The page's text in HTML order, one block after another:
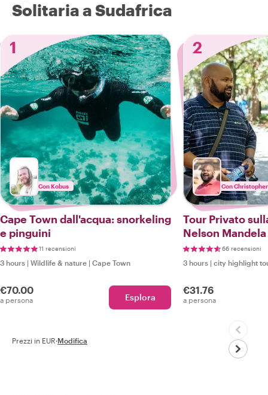
Solitaria a Sudafrica
1
Con Kobus
Cape Town dall'acqua: snorkeling
e pinguini
11 recensioni
3 hours | Wildlife & nature | Cape Town
€70.00
a persona Esplora
2
Con Christopher
Tour Privato
Nelson
66 recensioni
3 hours | city highlight
€31.76
a persona
Prezzi in EUR·Modifica